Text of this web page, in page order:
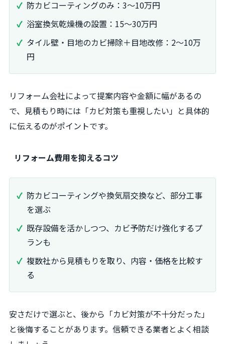
防カビコーティングのみ：3～10万円
浴室換気乾燥機の設置：15～30万円
タイル壁・目地のカビ掃除＋目地改修：2～10万
円
リフォーム会社によって提案内容や金額に幅があるの
で、見積もり時には「カビ対策も重視したい」と具体的
に伝えるのがポイントです。
リフォーム費用を抑えるコツ
防カビコーティングや換気扇交換など、部分工事
を選ぶ
既存設備を活かしつつ、カビ予防だけ強化するプ
ランも
複数社から見積もりを取り、内容・価格を比較す
る
安さだけで選ぶと、後から「カビ対策が不十分だった」
と後悔することがあります。信頼できる業者とよく相談